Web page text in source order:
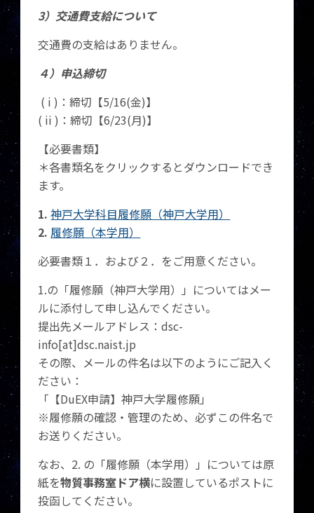
3）交通費支給について
交通費の支給はありません。
４）申込締切
( i )：締切【5/16(金)】
( ii )：締切【6/23(月)】
【必要書類】
＊各書類名をクリックするとダウンロードでき
ます。
1.神戸大学科目履修願（神戸大学用）
2. 履修願（本学用）
必要書類１．および２．をご用意ください。
1.の「履修願（神戸大学用）」についてはメー
ルに添付して申し込んでください。
提出先メールアドレス：dsc-
info[at]dsc.naist.jp
その際、メールの件名は以下のようにご記入く
ださい：
「【DuEX申請】神戸大学履修願」
※履修願の確認・管理のため、必ずこの件名で
お送りください。
なお、2. の「履修願（本学用）」については原
紙を物質事務室ドア横に設置しているポストに
投函してください。